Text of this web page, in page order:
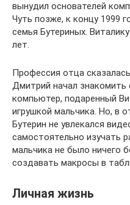
вынудил основателей
Чуть позже, к концу 1999
семья Бутериных.
лет.
Профессия отца
Дмитрий начал
компьютер, подаренный
игрушкой мальчика. Но, в
Бутерин не увлекался
самостоятельно изучать
мальчика не было ничего
создавать макросы в
Личная жизнь